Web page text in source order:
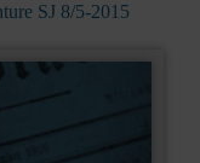
SJ 8/5-2015